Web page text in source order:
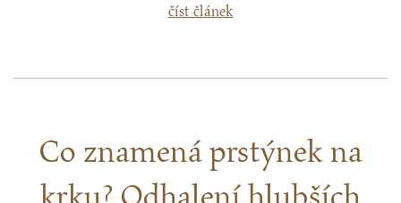
číst článek
Co znamená prstýnek na